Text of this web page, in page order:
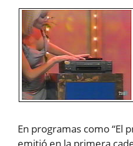
En programas como “El